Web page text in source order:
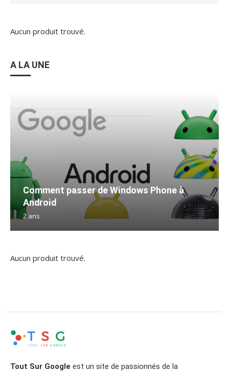
Aucun produit trouvé.
A LA UNE
Comment passer de Windows Phone à
Android
2 ans
Aucun produit trouvé.
Tout Sur Google est un site de passionnés de la